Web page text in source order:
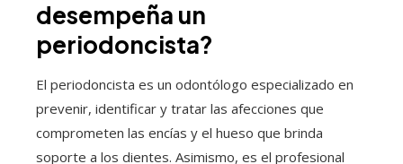
desempeña un
periodoncista?
El periodoncista es un odontólogo especializado en
prevenir, identificar y tratar las afecciones que
comprometen las encías y el hueso que brinda
soporte a los dientes. Asimismo, es el profesional